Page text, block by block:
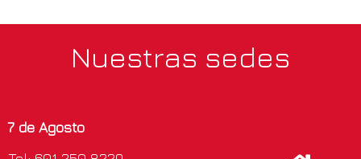
Nuestras sedes
7 de Agosto